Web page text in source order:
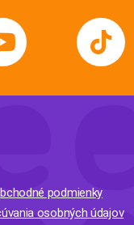
podmienky
osobných údajov